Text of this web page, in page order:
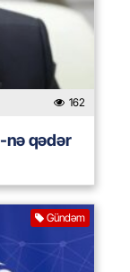
162
nə qədər
Gündəm